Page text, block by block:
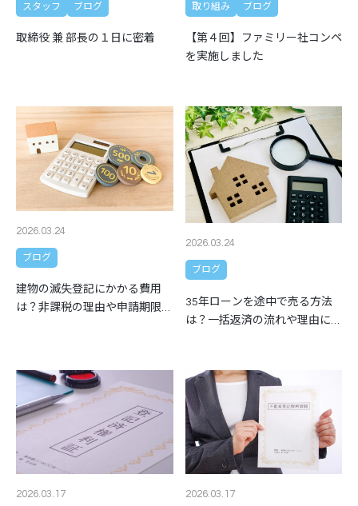
スタッフ ブログ
取締役 兼 部長の１日に密着
取り組み ブログ
【第４回】ファミリー社コンペ
を実施しました
2026.03.24
ブログ
建物の滅失登記にかかる費用
は？非課税の理由や申請期限も
2026.03.24
ブログ
35年ローンを途中で売る方法
は？一括返済の流れや理由につ
2026.03.17 2026.03.17